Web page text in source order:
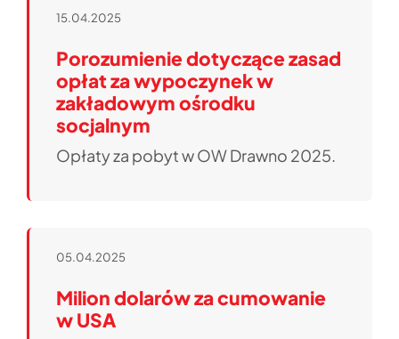
15.04.2025
Porozumienie dotyczące zasad
opłat za wypoczynek w
zakładowym ośrodku
socjalnym
Opłaty za pobyt w OW Drawno 2025.
05.04.2025
Milion dolarów za cumowanie
w USA